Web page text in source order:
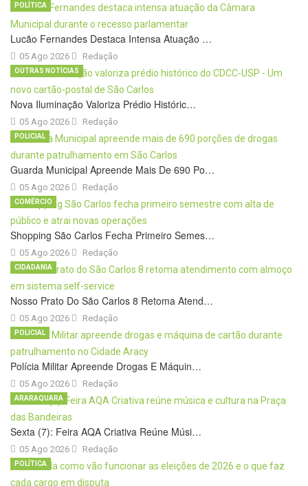
Lucão Fernandes Destaca Intensa Atuação …
05 Ago 2026
POLÍTICA
Redação
Nova Iluminação Valoriza Prédio Históric…
05 Ago 2026
OUTRAS NOTÍCIAS
Redação
Guarda Municipal Apreende Mais De 690 Po…
05 Ago 2026
POLICIAL
Redação
Shopping São Carlos Fecha Primeiro Semes…
05 Ago 2026
COMÉRCIO
Redação
Nosso Prato Do São Carlos 8 Retoma Atend…
05 Ago 2026
CIDADANIA
Redação
Polícia Militar Apreende Drogas E Máquin…
05 Ago 2026
POLICIAL
Redação
Sexta (7): Feira AQA Criativa Reúne Músi…
05 Ago 2026
ARARAQUARA
Redação
POLÍTICA